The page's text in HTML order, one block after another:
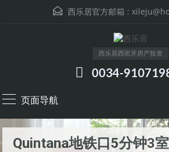
西乐居官方邮箱 :
西乐居西班牙房产投资
0034-
页面导航
Quintana地铁口5分钟3